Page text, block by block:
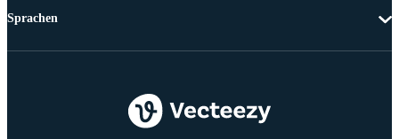
Sprachen